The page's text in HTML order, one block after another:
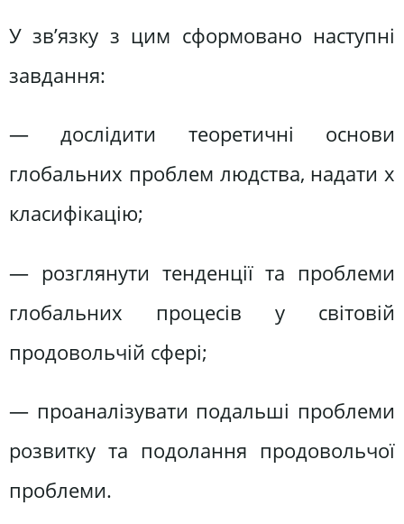
У зв’язку з цим сформовано наступні
завдання:
— дослідити теоретичні основи
глобальних проблем людства, надати х
класифікацію;
— розглянути тенденції та проблеми
глобальних процесів у світовій
продовольчій сфері;
— проаналізувати подальші проблеми
розвитку та подолання продовольчої
проблеми.